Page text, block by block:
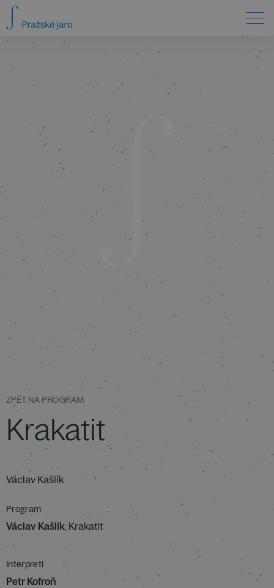
ZPĚT NA PROGRAM
Krakatit
Václav Kašlík
Program
Václav Kašlík: Krakatit
Interpreti
Petr Kofroň